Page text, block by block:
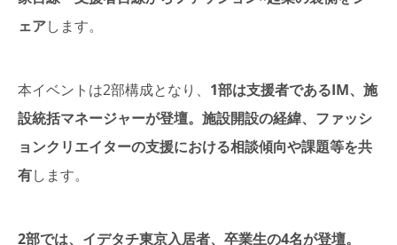
ェアします。
本イベントは2部構成となり、 1部は支援者であるIM、施
設統括マネージャーが登壇。施設開設の経緯、ファッシ
ョンクリエイターの支援における相談傾向や課題等を共
有します。
2部では、イデタチ東京入居者、卒業生の4名が登壇。